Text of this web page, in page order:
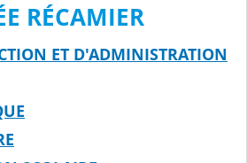
RÉCAMIER
ET D'ADMINISTRATION